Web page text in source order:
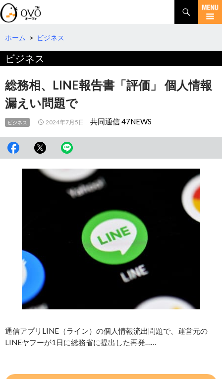
検
索
コ
テ
へ
動
ホーム > ビジネス
ビジネス
総務相、LINE報告書「評価」 個人情報
漏えい問題で
ビジネス 2024年7月5日 共同通信 47NEWS
通信アプリLINE（ライン）の個人情報流出問題で、運営元の
LINEヤフーが1日に総務省に提出した再発……